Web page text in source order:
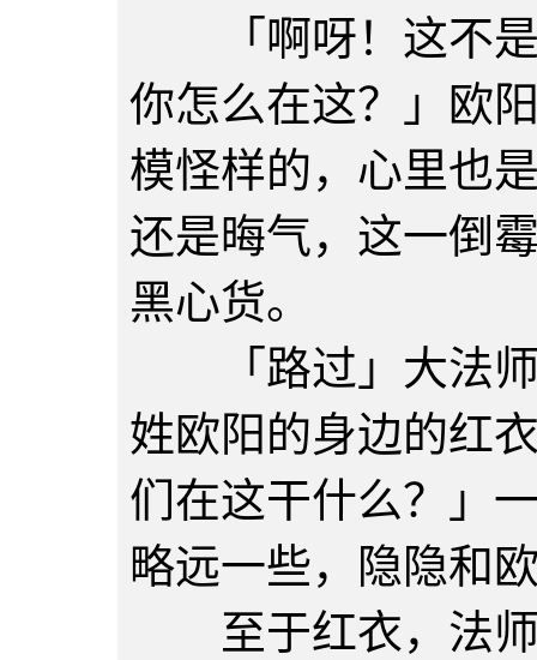
「啊呀！这不是
你怎么在这？」欧
模怪样的，心里也
还是晦气，这一倒
黑心货。
「路过」大法师
姓欧阳的身边的红
们在这干什么？」
略远一些，隐隐和
至于红衣，法师